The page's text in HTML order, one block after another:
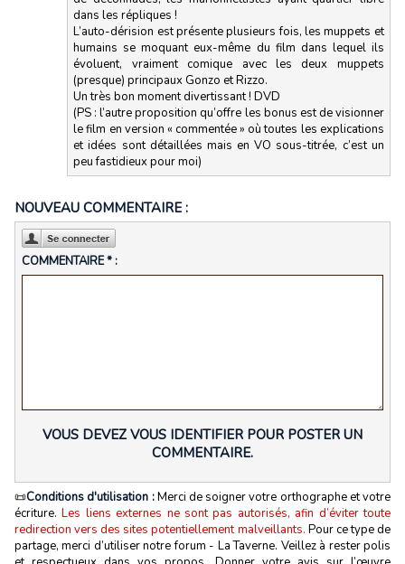
dans les répliques !
L’auto-dérision est présente plusieurs fois, les muppets et
humains se moquant eux-même du film dans lequel ils
évoluent, vraiment comique avec les deux muppets
(presque) principaux Gonzo et Rizzo.
Un très bon moment divertissant ! DVD
(PS : l’autre proposition qu’offre les bonus est de visionner
le film en version « commentée » où toutes les explications
et idées sont détaillées mais en VO sous-titrée, c’est un
peu fastidieux pour moi)
NOUVEAU COMMENTAIRE :
COMMENTAIRE * :
VOUS DEVEZ VOUS IDENTIFIER POUR POSTER UN
COMMENTAIRE.
📜Conditions d'utilisation :Merci de soigner votre orthographe et votre
écriture.Les liens externes ne sont pas autorisés, afin d’éviter toute
redirection vers des sites potentiellement malveillants. Pour ce type de
partage, merci d’utiliser notre forum - La Taverne. Veillez à rester polis